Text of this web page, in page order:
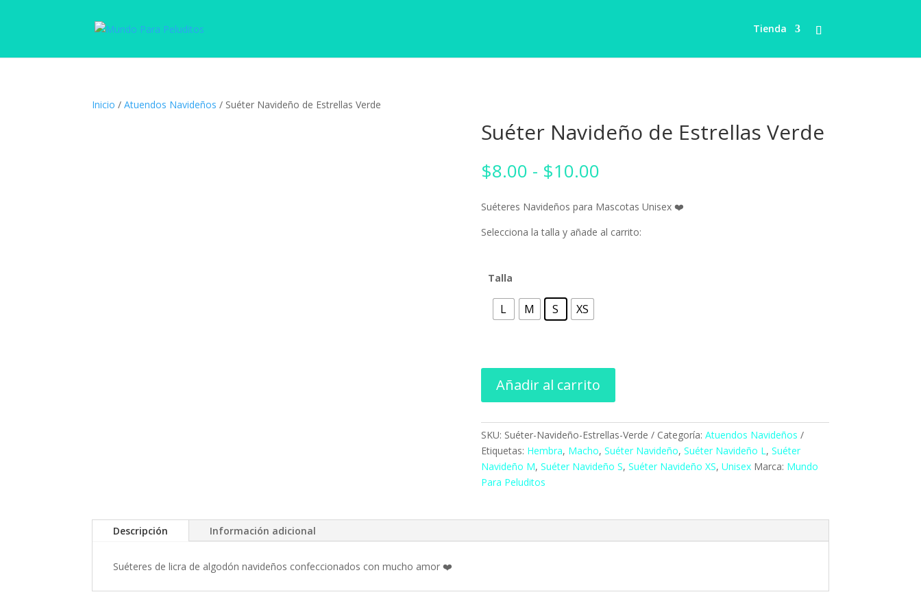
Tienda
Inicio /Atuendos Navideños / Suéter Navideño de Estrellas Verde
Suéter Navideño de Estrellas Verde
$8.00 - $10.00Rango
precios:
desde
$8.00
Suéteres Navideños para Mascotas Unisex ❤️
Selecciona la talla y añade al carrito:
Talla
L M S XS
Añadir al carrito
SKU: Suéter-Navideño-Estrellas-Verde Categoría: Atuendos Navideños
Etiquetas: Hembra, Macho, Suéter Navideño, Suéter Navideño L, Suéter
Navideño M, Suéter Navideño S, Suéter Navideño XS, Unisex Marca: Mundo
Para Peluditos
Descripción Información adicional
Suéteres de licra de algodón navideños confeccionados con mucho amor ❤️